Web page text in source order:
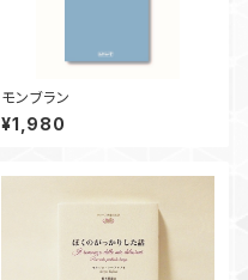
モンブラン
¥1,980